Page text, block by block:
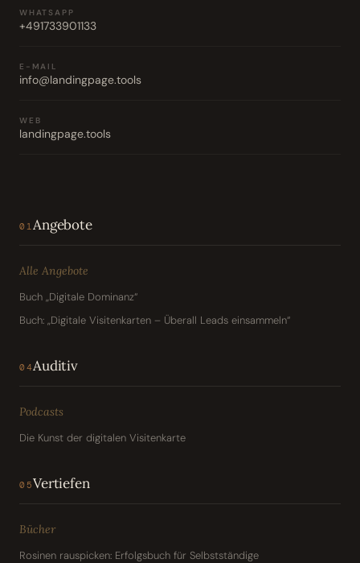
WHATSAPP
+491733901133
E-MAIL
info@landingpage.tools
WEB
landingpage.tools
01 Angebote
Alle Angebote
Buch „Digitale Dominanz“
Buch: „Digitale Visitenkarten – Überall Leads einsammeln“
04Auditiv
Podcasts
Die Kunst der digitalen Visitenkarte
05Vertiefen
Bücher
Rosinen rauspicken: Erfolgsbuch für Selbstständige